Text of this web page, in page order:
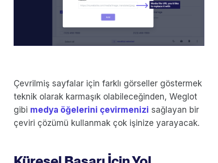
Çevrilmiş sayfalar için farklı görseller göstermek
teknik olarak karmaşık olabileceğinden, Weglot
gibi medya öğelerini çevirmenizi sağlayan bir
çeviri çözümü kullanmak çok işinize yarayacak.